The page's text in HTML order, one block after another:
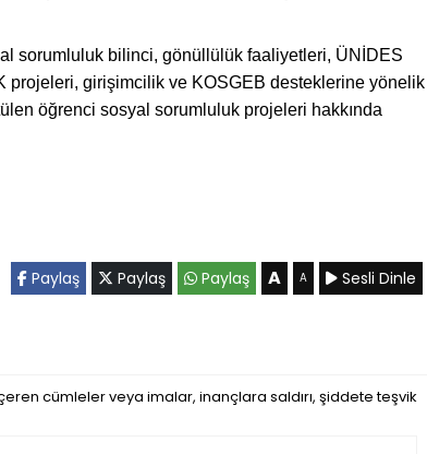
sorumluluk bilinci, gönüllülük faaliyetleri, ÜNİDES
projeleri, girişimcilik ve KOSGEB desteklerine yönelik
öğrenci sosyal sorumluluk projeleri hakkında
Paylaş Paylaş Paylaş A A Sesli Dinle
cümleler veya imalar, inançlara saldırı, şiddete teşvik